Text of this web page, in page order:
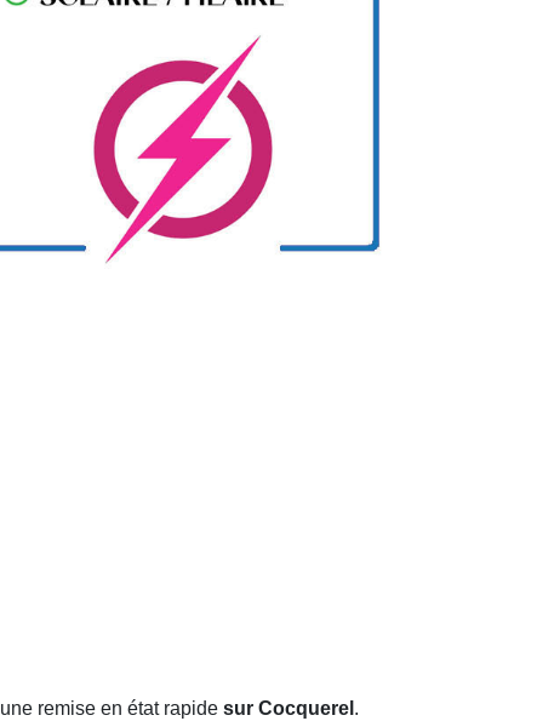
remise en état rapide sur Cocquerel .